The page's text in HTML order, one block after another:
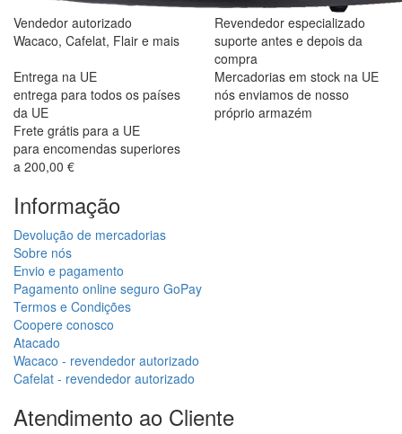
Vendedor autorizado
Wacaco, Cafelat, Flair e mais
Revendedor especializado
suporte antes e depois da
compra
Entrega na UE
entrega para todos os países
da UE
Mercadorias em stock na UE
nós enviamos de nosso
próprio armazém
Frete grátis para a UE
para encomendas superiores
a 200,00 €
Informação
Devolução de mercadorias
Sobre nós
Envio e pagamento
Pagamento online seguro GoPay
Termos e Condições
Coopere conosco
Atacado
Wacaco - revendedor autorizado
Cafelat - revendedor autorizado
Atendimento ao Cliente